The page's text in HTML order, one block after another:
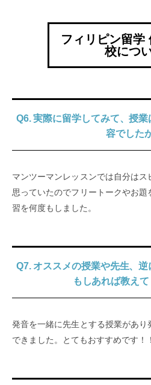
フィリピン留学
校につ
Q6. 実際に留学してみて、授
容でした
マンツーマンレッスンでは自分はス
思っていたのでフリートークやお
習を何度もしました。
Q7. オススメの授業や先生、
もしあれば教えて
発音を一緒に先生とする授業があ
できました。とてもおすすめです！！